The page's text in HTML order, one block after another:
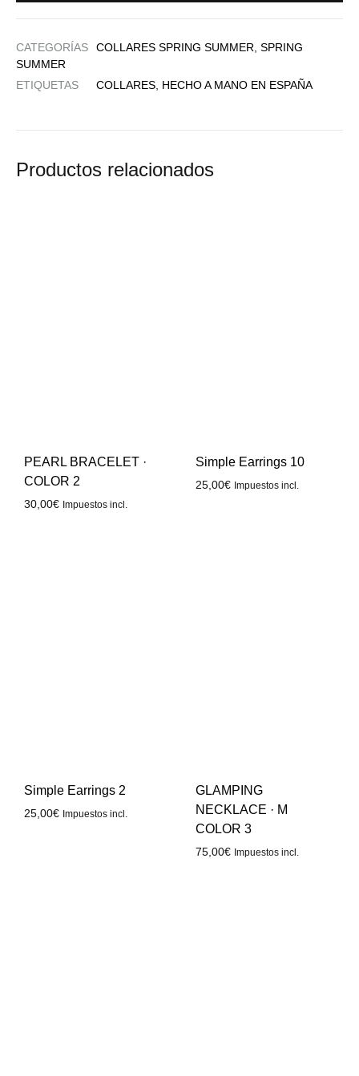
CATEGORÍAS COLLARES SPRING SUMMER, SPRING
SUMMER
ETIQUETAS
COLLARES, HECHO A MANO EN ESPAÑA
Productos relacionados
PEARL BRACELET ·
COLOR 2
30,00€ Impuestos incl.
Simple Earrings 10
25,00€ Impuestos incl.
Simple Earrings 2
25,00€ Impuestos incl.
GLAMPING
NECKLACE · M
COLOR 3
75,00€ Impuestos incl.